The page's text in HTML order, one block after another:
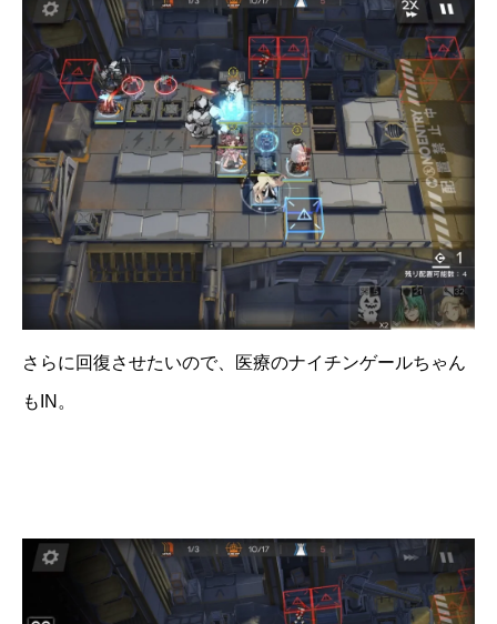
さらに回復させたいので、医療のナイチンゲールちゃん
もIN。